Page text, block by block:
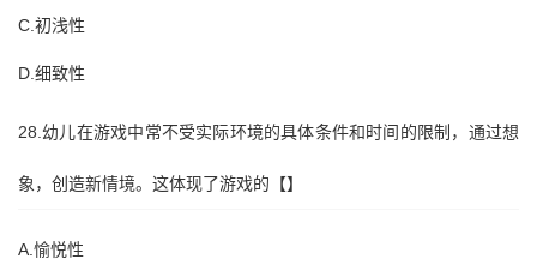
C.初浅性
D.细致性
28.幼儿在游戏中常不受实际环境的具体条件和时间的限制，通过想
象，创造新情境。这体现了游戏的【】
A.愉悦性